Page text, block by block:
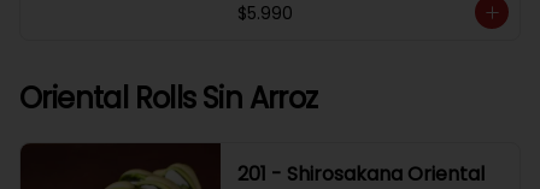
$5.990
Oriental Rolls Sin Arroz
201 - Shirosakana Oriental